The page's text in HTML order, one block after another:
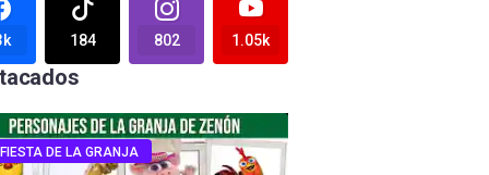
184 802 1.05k
FIESTA DE LA GRANJA